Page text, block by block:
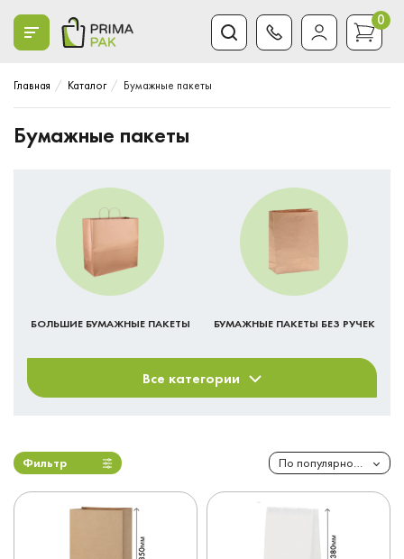
0
Главная Каталог Бумажные пакеты
Бумажные пакеты
БОЛЬШИЕ БУМАЖНЫЕ ПАКЕТЫ БУМАЖНЫЕ ПАКЕТЫ БЕЗ РУЧЕК
Все категории
Фильтр По популярности